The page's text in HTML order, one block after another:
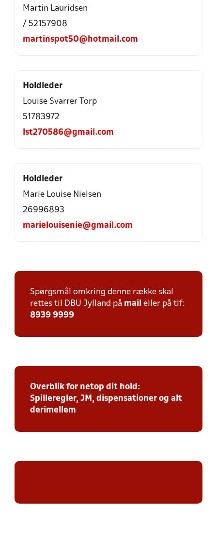
Martin Lauridsen
/ 52157908
martinspot50@hotmail.com
Holdleder
Louise Svarrer Torp
51783972
lst270586@gmail.com
Holdleder
Marie Louise Nielsen
26996893
marielouisenie@gmail.com
Spørgsmål omkring denne række skal
rettes til DBU Jylland på mail eller på tlf:
8939 9999
Overblik for netop dit hold:
Spilleregler, JM, dispensationer og alt
derimellem